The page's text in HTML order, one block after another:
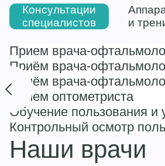
Консультации
специалистов
и
Прием врача-
Приём врача-
Приём врача-
Прием оптометриста
Обучение пользования и
Контрольный осмотр
Наши врачи